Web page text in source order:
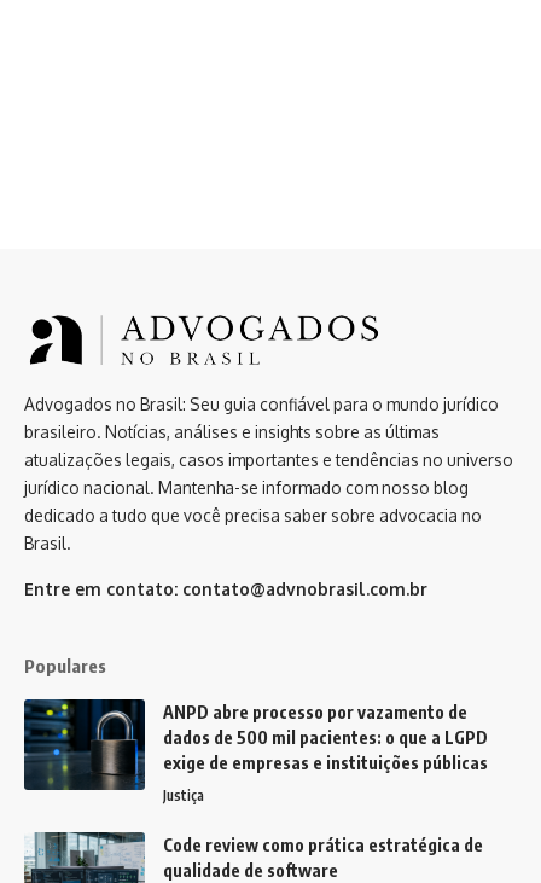
Advogados no Brasil: Seu guia confiável para o mundo jurídico
brasileiro. Notícias, análises e insights sobre as últimas
atualizações legais, casos importantes e tendências no universo
jurídico nacional. Mantenha-se informado com nosso blog
dedicado a tudo que você precisa saber sobre advocacia no
Brasil.
Entre em contato: contato@advnobrasil.com.br
Populares
ANPD abre processo por vazamento de
dados de 500 mil pacientes: o que a LGPD
exige de empresas e instituições públicas
Justiça
Code review como prática estratégica de
qualidade de software